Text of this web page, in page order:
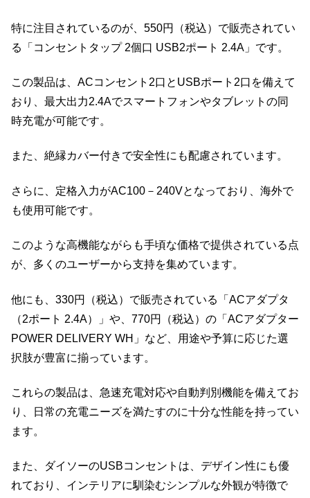
特に注目されているのが、550円（税込）で販売されてい
る「コンセントタップ 2個口 USB2ポート 2.4A」です。
この製品は、ACコンセント2口とUSBポート2口を備えて
おり、最大出力2.4Aでスマートフォンやタブレットの同
時充電が可能です。
また、絶縁カバー付きで安全性にも配慮されています。
さらに、定格入力がAC100－240Vとなっており、海外で
も使用可能です。
このような高機能ながらも手頃な価格で提供されている点
が、多くのユーザーから支持を集めています。
他にも、330円（税込）で販売されている「ACアダプタ
（2ポート 2.4A）」や、770円（税込）の「ACアダプター
POWER DELIVERY WH」など、用途や予算に応じた選
択肢が豊富に揃っています。
これらの製品は、急速充電対応や自動判別機能を備えてお
り、日常の充電ニーズを満たすのに十分な性能を持ってい
ます。
また、ダイソーのUSBコンセントは、デザイン性にも優
れており、インテリアに馴染むシンプルな外観が特徴で